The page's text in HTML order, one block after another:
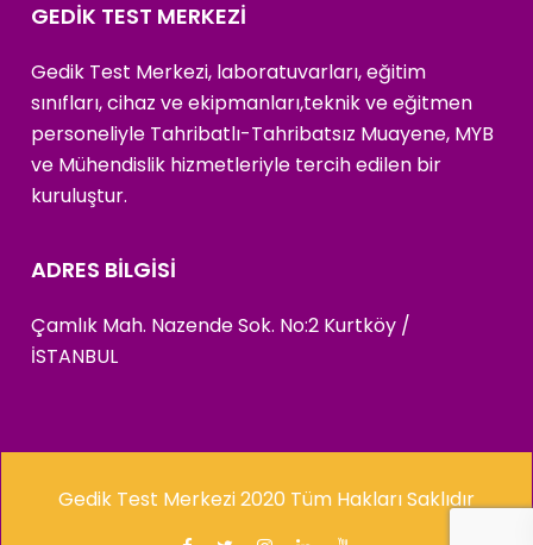
GEDİK TEST MERKEZİ
Gedik Test Merkezi, laboratuvarları, eğitim
sınıfları, cihaz ve ekipmanları,teknik ve eğitmen
personeliyle Tahribatlı-Tahribatsız Muayene, MYB
ve Mühendislik hizmetleriyle tercih edilen bir
kuruluştur.
ADRES BİLGİSİ
Çamlık Mah. Nazende Sok. No:2 Kurtköy /
İSTANBUL
Gedik Test Merkezi 2020 Tüm Hakları Saklıdır